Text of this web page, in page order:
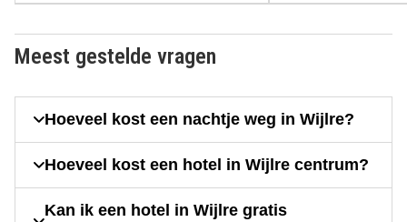
Meest gestelde vragen
Hoeveel kost een nachtje weg in Wijlre?
Hoeveel kost een hotel in Wijlre centrum?
Kan ik een hotel in Wijlre gratis